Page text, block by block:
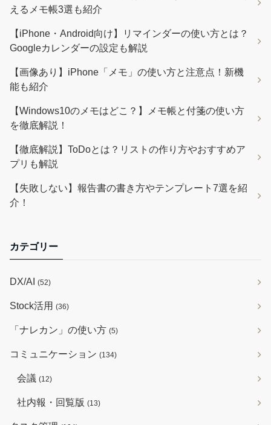
えるメモ帳3選も紹介
【iPhone・Android向け】リマインダーの使い方とは？
Googleカレンダーの設定も解説
【画像あり】iPhone「メモ」の使い方と注意点！新機
能も紹介
【Windows10のメモはどこ？】メモ帳と付箋の使い方
を徹底解説！
【徹底解説】ToDoとは？リストの作り方やおすすめア
プリも解説
【失敗しない】報告書の書き方やテンプレート7選を紹
介！
カテゴリー
DX/AI (52)
Stock活用 (36)
「ナレカン」の使い方 (5)
コミュニケーション (134)
会議 (12)
社内報・回覧版 (13)